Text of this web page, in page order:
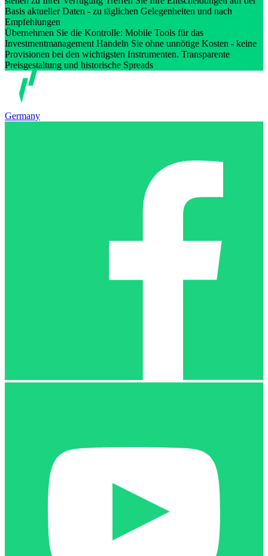
Basis aktueller Daten - zu täglichen Gelegenheiten und nach
Empfehlungen
Übernehmen Sie die Kontrolle: Mobile Tools für das
Investmentmanagement Handeln Sie ohne unnötige Kosten - keine
Provisionen bei den wichtigsten Instrumenten. Transparente
Preisgestaltung und historische Spreads
Germany